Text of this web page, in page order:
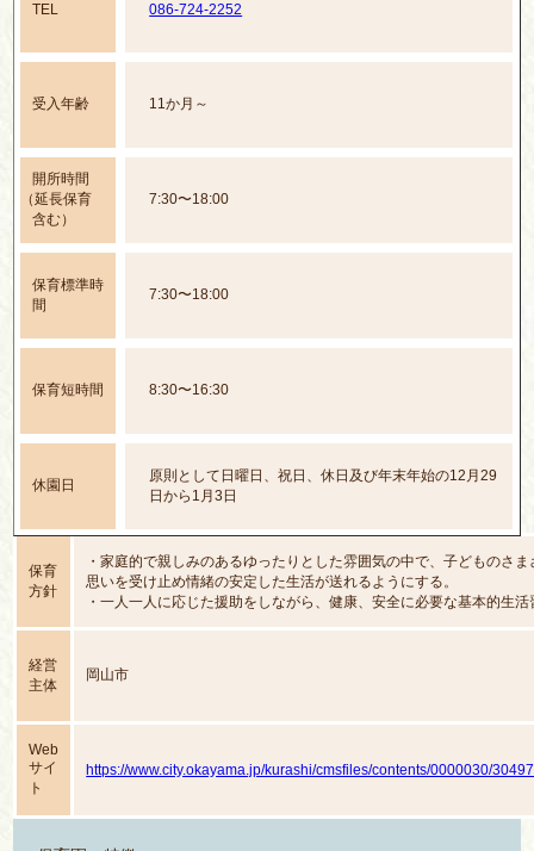
TEL 086-724-2252
受入年齢 11か月～
開所時間
（延長保育
含む）
7:30〜18:00
保育標準時
間
7:30〜18:00
保育短時間 8:30〜16:30
休園日
原則として日曜日、祝日、休日及び年末年始の12月29
日から1月3日
保育
方針
・家庭的で親しみのあるゆったりとした雰囲気の中で、子どものさま
思いを受け止め情緒の安定した生活が送れるようにする。
・一人一人に応じた援助をしながら、健康、安全に必要な基本的生活
経営
主体
岡山市
Web
サイ
ト
https://www.city.okayama.jp/kurashi/cmsfiles/contents/0000030/